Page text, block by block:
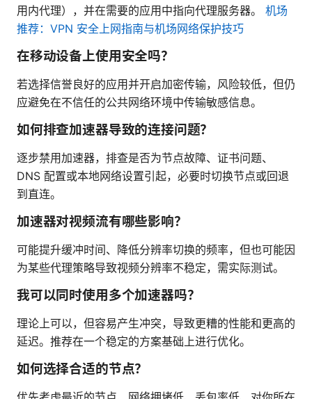
用内代理），并在需要的应用中指向代理服务器。 机场
推荐：VPN 安全上网指南与机场网络保护技巧
在移动设备上使用安全吗？
若选择信誉良好的应用并开启加密传输，风险较低，但仍
应避免在不信任的公共网络环境中传输敏感信息。
如何排查加速器导致的连接问题？
逐步禁用加速器，排查是否为节点故障、证书问题、
DNS 配置或本地网络设置引起，必要时切换节点或回退
到直连。
加速器对视频流有哪些影响？
可能提升缓冲时间、降低分辨率切换的频率，但也可能因
为某些代理策略导致视频分辨率不稳定，需实际测试。
我可以同时使用多个加速器吗？
理论上可以，但容易产生冲突，导致更糟的性能和更高的
延迟。推荐在一个稳定的方案基础上进行优化。
如何选择合适的节点？